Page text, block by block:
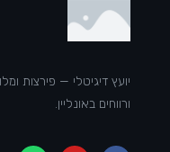
יועץ דיגיטלי — פירצות
ורווחים באונליין.